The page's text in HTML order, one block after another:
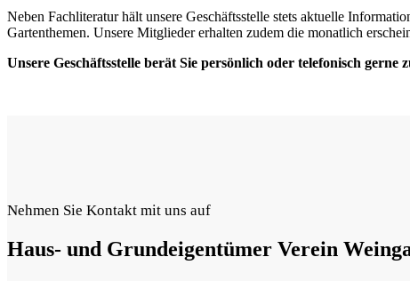
Neben Fachliteratur hält unsere Geschäftsstelle stets aktuelle
Gartenthemen. Unsere Mitglieder erhalten zudem die monatlich
Unsere Geschäftsstelle berät Sie persönlich oder telefonisch
Nehmen Sie Kontakt mit uns auf
Haus- und Grundeigentümer Verein